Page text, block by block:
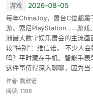
游戏 2026-08-05
每年ChinaJoy，展台C位都属
游、索尼PlayStation……游戏
洲最大数字娱乐展会的主流
较“特别”：维信诺。 不少人
吗？平时藏在手机、智能手表
这件事值得深入聊聊，因为当
作者: 魏欣诺
阅读: 1198